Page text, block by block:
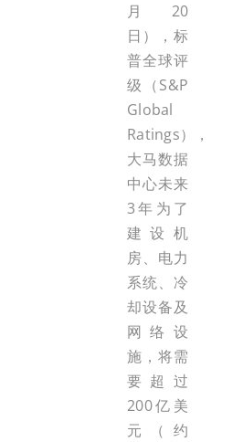
月20
日），标
普全球评
级（S&P
Global
Ratings），
大马数据
中心未来
3年为了
建设机
房、电力
系统、冷
却设备及
网络设
施，将需
要超过
200亿美
元（约